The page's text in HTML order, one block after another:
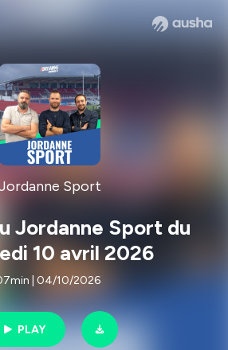
Jordanne Sport
Jordanne Sport du
10 avril 2026
| 04/10/2026
PLAY